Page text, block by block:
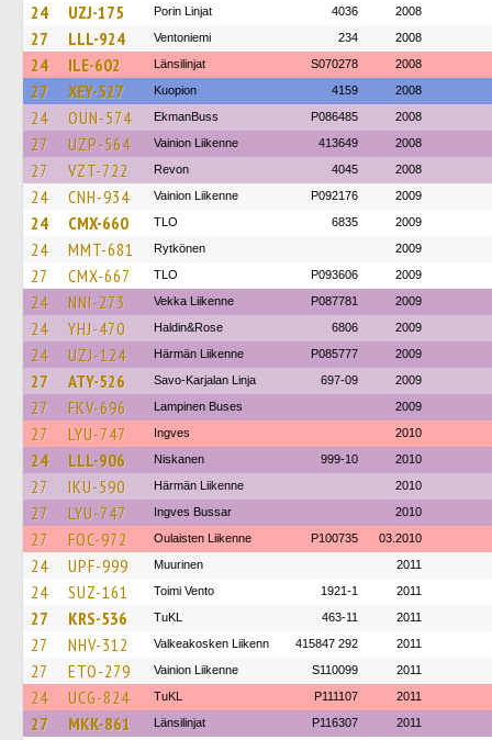
24 UZJ-175 Porin Linjat 4036 2008
27 LLL-924 Ventoniemi 234 2008
24 ILE-602 Länsilinjat S070278 2008
27 XEY-527 Kuopion 4159 2008
24 OUN-574 EkmanBuss P086485 2008
27 UZP-564 Vainion Liikenne 413649 2008
27 VZT-722 Revon 4045 2008
24 CNH-934 Vainion Liikenne P092176 2009
24 CMX-660 TLO 6835 2009
24 MMT-681 Rytkönen 2009
27 CMX-667 TLO P093606 2009
24 NNI-273 Vekka Liikenne P087781 2009
24 YHJ-470 Haldin&Rose 6806 2009
24 UZJ-124 Härmän Liikenne P085777 2009
27 ATY-526 Savo-Karjalan Linja 697-09 2009
27 FKV-696 Lampinen Buses 2009
27 LYU-747 Ingves 2010
24 LLL-906 Niskanen 999-10 2010
27 IKU-590 Härmän Liikenne 2010
27 LYU-747 Ingves Bussar 2010
27 FOC-972 Oulaisten Liikenne P100735 03.2010
24 UPF-999 Muurinen 2011
24 SUZ-161 Toimi Vento 1921-1 2011
27 KRS-536 TuKL 463-11 2011
27 NHV-312 Valkeakosken Liikenn 415847 292 2011
27 ETO-279 Vainion Liikenne S110099 2011
24 UCG-824 TuKL P111107 2011
27 MKK-861 Länsilinjat P116307 2011